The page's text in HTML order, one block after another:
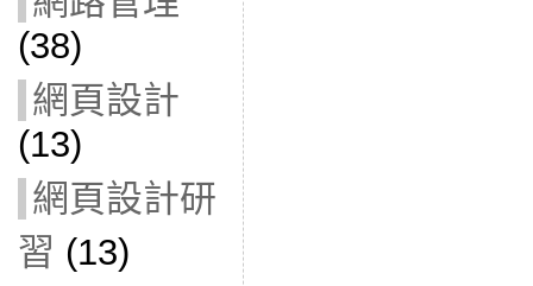
(38)
網頁設計
(13)
網頁設計研
習 (13)